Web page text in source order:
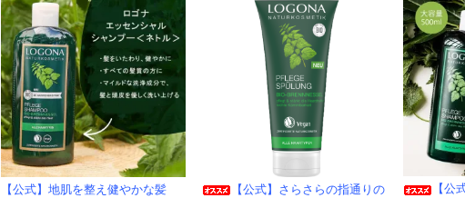
【公式】地肌を整え健やかな髪
【公式】さらさらの指通りの
【公